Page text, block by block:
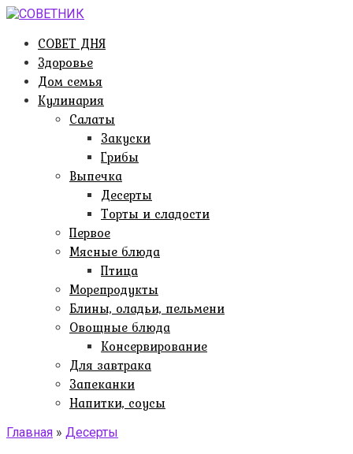
Перейти
контентуСОВЕТ ДНЯ
Здоровье
Дом семья
Кулинария
Салаты
Закуски
Грибы
Выпечка
Десерты
Торты и сладости
Первое
Мясные блюда
Птица
Морепродукты
Блины, оладьи, пельмени
Овощные блюда
Консервирование
Для завтрака
Запеканки
Напитки, соусы
Главная » Десерты